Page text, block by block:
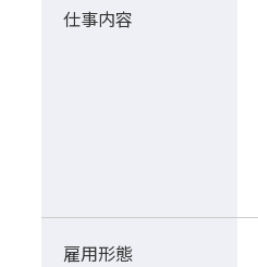
仕事内容
雇用形態